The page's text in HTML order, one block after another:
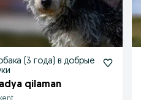
(3 года) в добрые
qilaman